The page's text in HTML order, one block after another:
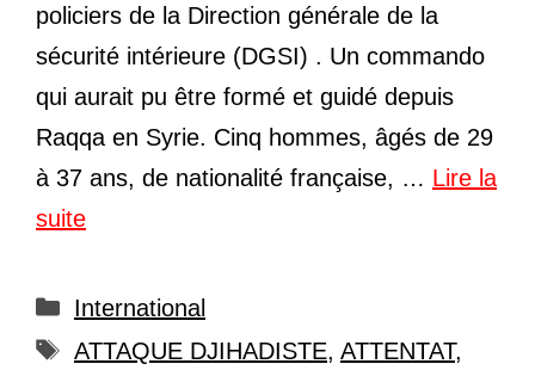
policiers de la Direction générale de la
sécurité intérieure (DGSI) . Un commando
qui aurait pu être formé et guidé depuis
Raqqa en Syrie. Cinq hommes, âgés de 29
à 37 ans, de nationalité française, … Lire la
suite
Catégories
International
Étiquettes
ATTAQUE DJIHADISTE, ATTENTAT,